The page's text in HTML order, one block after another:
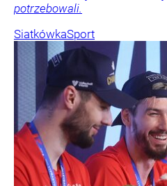
potrzebowali.
SiatkówkaSport